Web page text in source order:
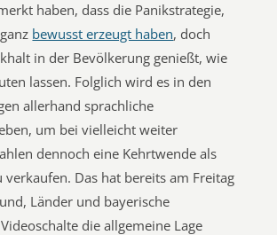
haben, dass die Panikstrategie,
bewusst erzeugt haben, doch
in der Bevölkerung genießt, wie
lassen. Folglich wird es in den
allerhand sprachliche
um bei vielleicht weiter
dennoch eine Kehrtwende als
verkaufen. Das hat bereits am Freitag
Länder und bayerische
die allgemeine Lage